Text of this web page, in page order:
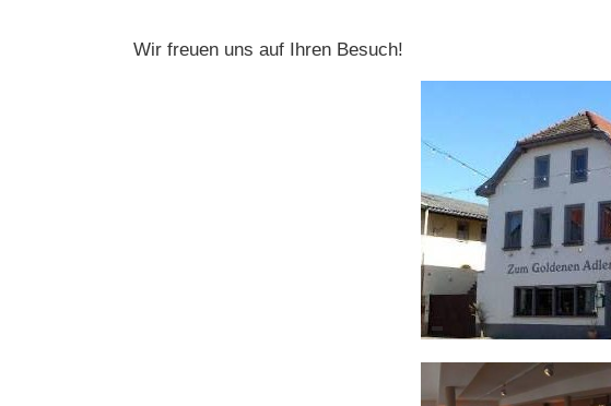
Wir freuen uns auf Ihren Besuch!